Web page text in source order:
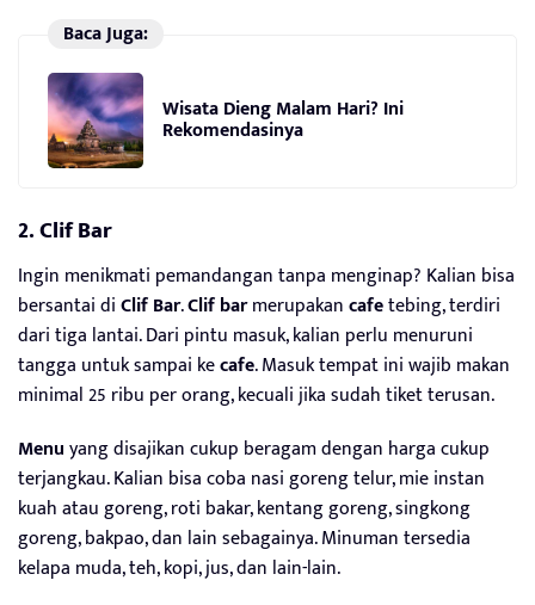
Baca Juga:
Wisata Dieng Malam Hari? Ini
Rekomendasinya
2. Clif Bar
Ingin menikmati pemandangan tanpa menginap? Kalian bisa
bersantai diClif Bar.Clif barmerupakancafetebing, terdiri
dari tiga lantai. Dari pintu masuk, kalian perlu menuruni
tangga untuk sampai kecafe. Masuk tempat ini wajib makan
minimal 25 ribu per orang, kecuali jika sudah tiket terusan.
Menuyang disajikan cukup beragam dengan harga cukup
terjangkau. Kalian bisa coba nasi goreng telur, mie instan
kuah atau goreng, roti bakar, kentang goreng, singkong
goreng, bakpao, dan lain sebagainya. Minuman tersedia
kelapa muda, teh, kopi, jus, dan lain-lain.